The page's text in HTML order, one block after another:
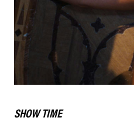
SHOW TIME